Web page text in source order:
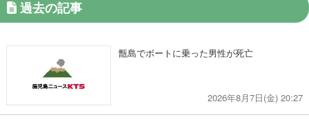
過去の記事
甑島でボートに乗った男性が死亡
2026年8月7日(金) 20:27